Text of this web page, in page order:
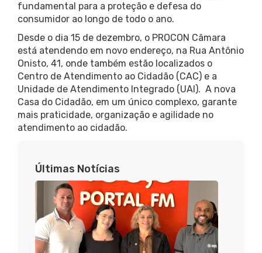
fundamental para a proteção e defesa do
consumidor ao longo de todo o ano.
Desde o dia 15 de dezembro, o PROCON Câmara
está atendendo em novo endereço, na Rua Antônio
Onisto, 41, onde também estão localizados o
Centro de Atendimento ao Cidadão (CAC) e a
Unidade de Atendimento Integrado (UAI). A nova
Casa do Cidadão, em um único complexo, garante
mais praticidade, organização e agilidade no
atendimento ao cidadão.
Últimas Notícias